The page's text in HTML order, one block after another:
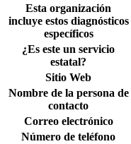
Esta organización
incluye estos diagnósticos
específicos
¿Es este un servicio
estatal?
Sitio Web
Nombre de la persona de
contacto
Correo electrónico
Número de teléfono